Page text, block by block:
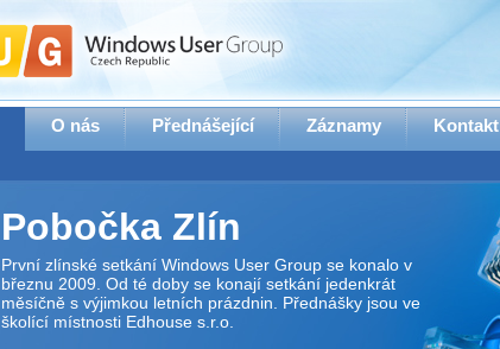
O nás Přednášející Záznamy Kontakt
Pobočka Zlín
První zlínské setkání Windows User Group se konalo v
březnu 2009. Od té doby se konají setkání jedenkrát
měsíčně s výjimkou letních prázdnin. Přednášky jsou ve
školící místnosti Edhouse s.r.o.